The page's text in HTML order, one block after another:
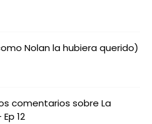
Nolan la hubiera querido)
comentarios sobre La
12